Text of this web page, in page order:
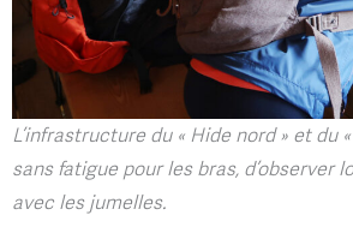
L’infrastructure du « Hide nord » et du
sans fatigue pour les bras, d’observer
avec les jumelles.